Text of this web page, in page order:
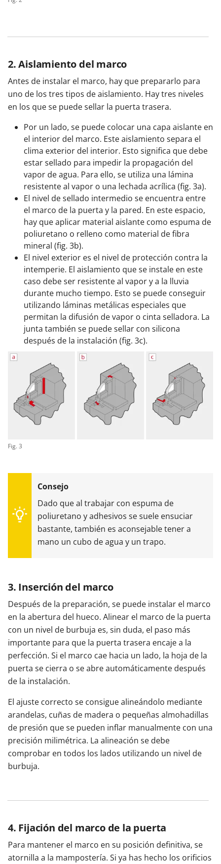
2. Aislamiento del marco
Antes de instalar el marco, hay que prepararlo para
uno de los tres tipos de aislamiento. Hay tres niveles
en los que se puede sellar la puerta trasera.
Por un lado, se puede colocar una capa aislante en
el interior del marco. Este aislamiento separa el
clima exterior del interior. Esto significa que debe
estar sellado para impedir la propagación del
vapor de agua. Para ello, se utiliza una lámina
resistente al vapor o una lechada acrílica (fig. 3a).
El nivel de sellado intermedio se encuentra entre
el marco de la puerta y la pared. En este espacio,
hay que aplicar material aislante como espuma de
poliuretano o relleno como material de fibra
mineral (fig. 3b).
El nivel exterior es el nivel de protección contra la
intemperie. El aislamiento que se instale en este
caso debe ser resistente al vapor y a la lluvia
durante mucho tiempo. Esto se puede conseguir
utilizando láminas metálicas especiales que
permitan la difusión de vapor o cinta selladora. La
junta también se puede sellar con silicona
después de la instalación (fig. 3c).
Fig. 3
Dado que al trabajar con espuma de
poliuretano y adhesivos se suele ensuciar
bastante, también es aconsejable tener a
mano un cubo de agua y un trapo.
3. Inserción del marco
Después de la preparación, se puede instalar el marco
en la abertura del hueco. Alinear el marco de la puerta
con un nivel de burbuja es, sin duda, el paso más
importante para que la puerta trasera encaje a la
perfección. Si el marco cae hacia un lado, la hoja de la
puerta se cierra o se abre automáticamente después
de la instalación.
El ajuste correcto se consigue alineándolo mediante
arandelas, cuñas de madera o pequeñas almohadillas
de presión que se pueden inflar manualmente con una
precisión milimétrica. La alineación se debe
comprobar en todos los lados utilizando un nivel de
burbuja.
4. Fijación del marco de la puerta
Para mantener el marco en su posición definitiva, se
atornilla a la mampostería. Si ya has hecho los orificios